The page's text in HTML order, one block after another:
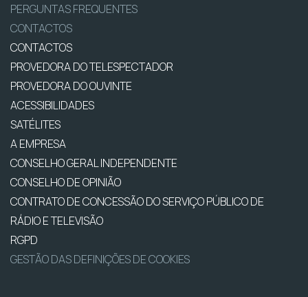
PERGUNTAS FREQUENTES
CONTACTOS
CONTACTOS
PROVEDORA DO TELESPECTADOR
PROVEDORA DO OUVINTE
ACESSIBILIDADES
SATÉLITES
A EMPRESA
CONSELHO GERAL INDEPENDENTE
CONSELHO DE OPINIÃO
CONTRATO DE CONCESSÃO DO SERVIÇO PÚBLICO DE
RÁDIO E TELEVISÃO
RGPD
GESTÃO DAS DEFINIÇÕES DE COOKIES